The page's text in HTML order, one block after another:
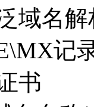
域名解
记
书